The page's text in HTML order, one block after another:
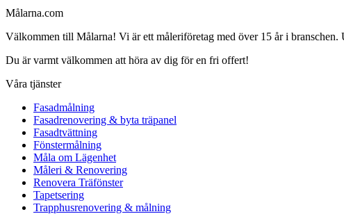
Målarna.com
Välkommen till Målarna! Vi är ett måleriföretag med över 15 år i
Du är varmt välkommen att höra av dig för en fri offert!
Våra tjänster
Fasadmålning
Fasadrenovering & byta träpanel
Fasadtvättning
Fönstermålning
Måla om Lägenhet
Måleri & Renovering
Renovera Träfönster
Tapetsering
Trapphusrenovering & målning